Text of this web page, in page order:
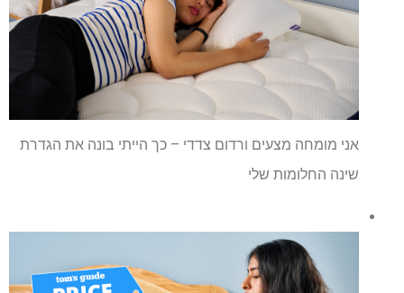
אני מומחה מצעים ורדום צדדי – כך הייתי בונה את הגדרת
שינה החלומות שלי